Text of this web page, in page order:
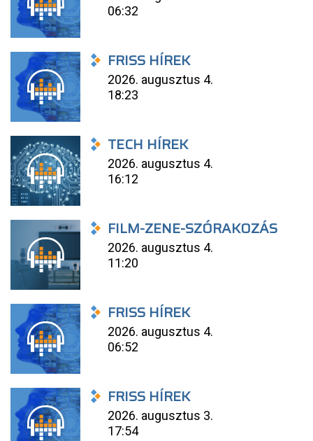
06:32
FRISS HÍREK
2026. augusztus 4.
18:23
TECH HÍREK
2026. augusztus 4.
16:12
FILM-ZENE-SZÓRAKOZÁS
2026. augusztus 4.
11:20
FRISS HÍREK
2026. augusztus 4.
06:52
FRISS HÍREK
2026. augusztus 3.
17:54